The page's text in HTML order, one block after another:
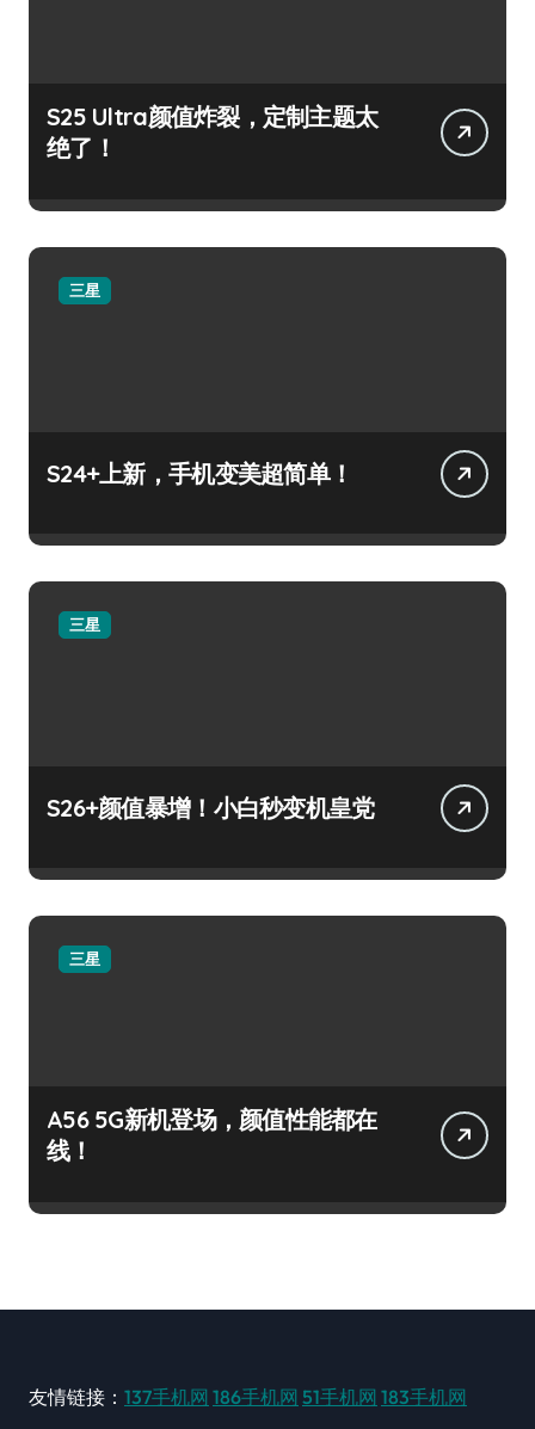
S25 Ultra颜值炸裂，定制主题太
绝了！
三星
S24+上新，手机变美超简单！
三星
S26+颜值暴增！小白秒变机皇党
三星
A56 5G新机登场，颜值性能都在
线！
友情链接： 137手机网 186手机网 51手机网 183手机网